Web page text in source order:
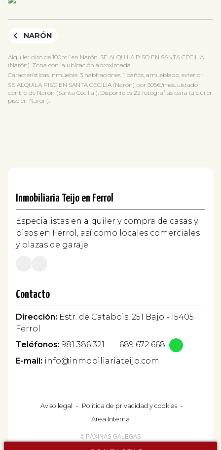
NARÓN
Alquiler piso de 100m² en Narón. SE ALQUILA PISO EN SANTA CECILIA
(Narón). Zona con la ubicación aproximada.
Características inmueble: 3 habitaciones, 1 baños, amueblado, exterior.
SE ALQUILA PISO EN SANTA CECILIA (Narón) por 305€/mes. Listado
dentro de Narón (Santa Cecilia ). Disponibles 22 fotografias para (alquiler
piso en Narón).
Inmobiliaria Teijo en Ferrol
Especialistas en alquiler y compra de casas y
pisos en Ferrol, así como locales comerciales
y plazas de garaje.
Contacto
Dirección: Estr. de Catabois, 251 Bajo - 15405
Ferrol
Teléfonos: 981 386 321 -
689 672 668
E-mail: info@inmobiliariateijo.com
Aviso legal - Política de privacidad y cookies -
Área Interna
© PÁXINAS GALEGAS